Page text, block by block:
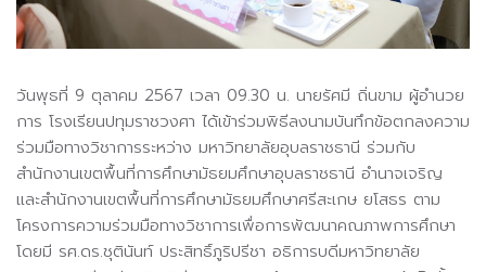
วันพุธที่ 9 ตุลาคม 2567 เวลา 09.30 น. นายรัศมี ถิ่นขาม ผู้อำนวย
การ โรงเรียนปทุมราชวงศา ได้เข้าร่วมพิธีลงนามบันทึกข้อตกลงความ
ร่วมมือทางวิชาการระหว่าง มหาวิทยาลัยอุบลราชธานี ร่วมกับ
สำนักงานเขตพื้นที่การศึกษามัธยมศึกษาอุบลราชธานี อำนาจเจริญ
และสำนักงานเขตพื้นที่การศึกษามัธยมศึกษาศรีสะเกษ ยโสธร ตาม
โครงการความร่วมมือทางวิชาการเพื่อการพัฒนาคณภาพการศึกษา
โดยมี รศ.ดร.ชุตินันท์ ประสิทธิ์ภูริปรีชา อธิการบดีมหาวิทยาลัย